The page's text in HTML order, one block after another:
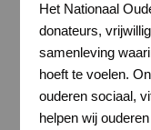
Het Nationaal
donateurs,
samenleving
hoeft te voelen.
ouderen sociaal,
helpen wij